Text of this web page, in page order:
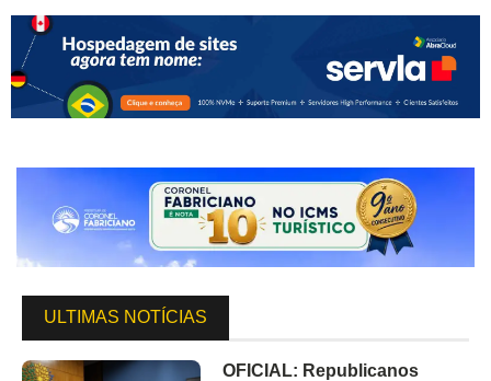
ULTIMAS NOTÍCIAS
OFICIAL: Republicanos